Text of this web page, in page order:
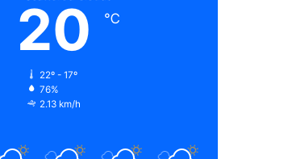
20 ℃
22º - 17º
76%
2.13 km/h